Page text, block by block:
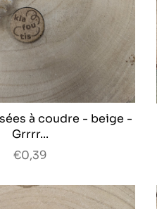
à coudre - beige -
Grrrr...
€0,39